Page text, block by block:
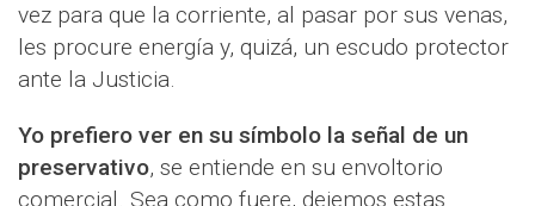
vez para que la corriente, al pasar por sus venas,
les procure energía y, quizá, un escudo protector
ante la Justicia.
Yo prefiero ver en su símbolo la señal de un
preservativo, se entiende en su envoltorio
comercial. Sea como fuere, dejemos estas